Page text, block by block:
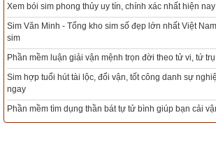
triệu
mua
Tổng kho sim phong thủy - Sim hợp tuổi -
Mua sim Thần tài, Thần tài theo bạn! Giao sim
Tổng Kho Sim Năm sinh 0x - 9x - 8x -7x -6x